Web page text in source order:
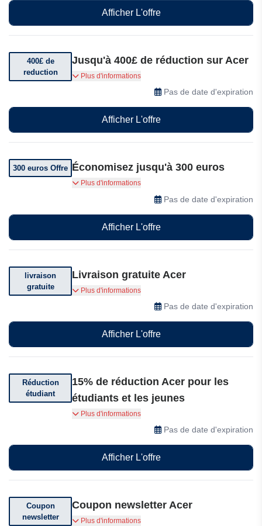
Afficher L'offre
400£ de
reduction
Jusqu'à 400£ de réduction sur Acer
Bénéficiez d'une réduction allant jusqu'à 400£
sur une sélection d'articles
Plus d'informations
Pas de date d'expiration
Afficher L'offre
300 euros Offre Économisez jusqu'à 300 euros
Bénéficiez jusqu'à 300 euros de réduction sur
Plus d'informations
Pas de date d'expiration
Afficher L'offre
livraison
gratuite
Livraison gratuite Acer
Livraison offerte sur votre commande.
Conditions générales applicables.
Plus d'informations
Pas de date d'expiration
Afficher L'offre
Réduction
étudiant
15% de réduction Acer pour les
étudiants et les jeunes
Vérifiez votre statut étudiant et bénéficiez de
Plus d'informations
Pas de date d'expiration
Afficher L'offre
Coupon
newsletter
Coupon newsletter Acer
Inscrivez-vous sur Acer et recevez les dernières
Plus d'informations